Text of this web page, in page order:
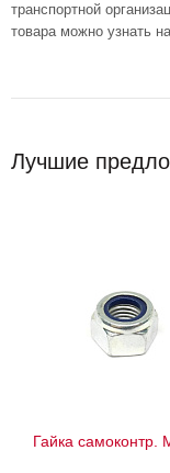
транспортной
товара можно узнать
Лучшие
Гайка самоконтр.